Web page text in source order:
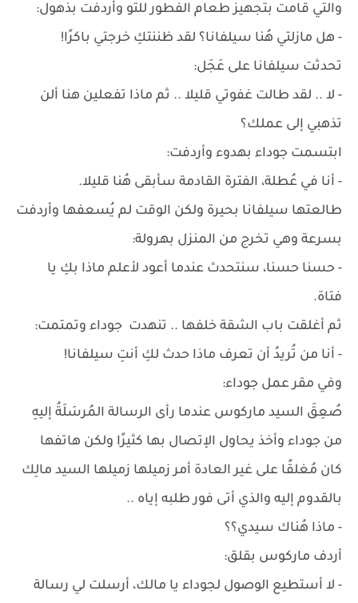
والتي قامت بتجهيز طعام الفطور للتو وأردفت بذهول:
- هل مازلتي هُنا سيلفانا؟ لقد ظننتكِ خرجتي باكرًا!
تحدثت سيلفانا على عَجَل:
- لا .. لقد طالت غفوتي قليلا .. ثم ماذا تفعلين هنا ألن
تذهبي إلى عملك؟
ابتسمت جوداء بهدوء وأردفت:
- أنا في عُطلة، الفترة القادمة سأبقى هُنا قليلا.
طالعتها سيلفانا بحيرة ولكن الوقت لم يُسعفها وأردفت
بسرعة وهي تخرج من المنزل بهرولة:
- حسنا حسنا، سنتحدث عندما أعود لأعلم ماذا بكِ يا
فتاة.
ثم أغلقت باب الشقة خلفها .. تنهدت جوداء وتمتمت:
- أنا من تُريدُ أن تعرف ماذا حدث لكِ أنتِ سيلفانا!
وفي مقر عمل جوداء:
صُعِقَ السيد ماركوس عندما رأى الرسالة المُرسَلَةُ إليهِ
من جوداء وأخذ يحاول الإتصال بها كثيرًا ولكن هاتفها
كان مُغلقًا على غير العادة أمر زميلها زميلها السيد مالِك
بالقدوم إليه والذي أتى فور طلبه إياه ..
- ماذا هُناك سيدي؟؟
أردف ماركوس بقلق:
- لا أستطيع الوصول لجوداء يا مالك، أرسلت لي رسالة